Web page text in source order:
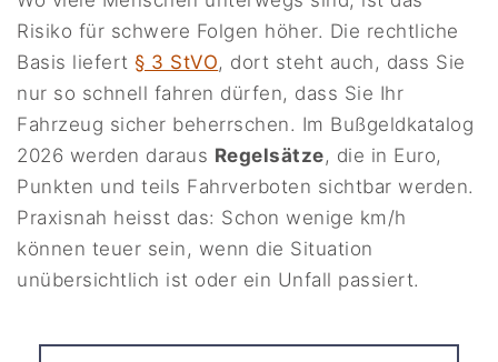
Risiko für schwere Folgen höher. Die rechtliche
Basis liefert § 3 StVO, dort steht auch, dass Sie
nur so schnell fahren dürfen, dass Sie Ihr
Fahrzeug sicher beherrschen. Im Bußgeldkatalog
2026 werden daraus Regelsätze, die in Euro,
Punkten und teils Fahrverboten sichtbar werden.
Praxisnah heisst das: Schon wenige km/h
können teuer sein, wenn die Situation
unübersichtlich ist oder ein Unfall passiert.